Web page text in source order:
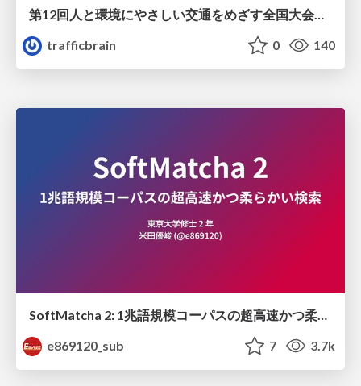
第12回人と環境にやさしい交通をめざす全国大会／熊本都市圏「車1割削減、渋滞半減、公共交通2倍」をめざして
trafficbrain
0 140
e869120_sub
7 3.7k